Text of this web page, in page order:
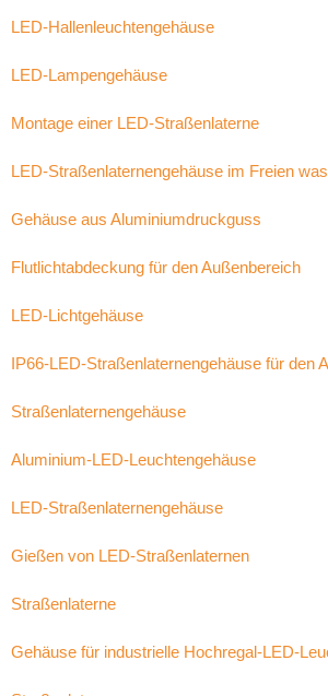
LED-Hallenleuchtengehäuse
LED-Lampengehäuse
Montage einer LED-Straßenlaterne
LED-Straßenlaternengehäuse im Freien
Gehäuse aus Aluminiumdruckguss
Flutlichtabdeckung für den Außenbereich
LED-Lichtgehäuse
IP66-LED-Straßenlaternengehäuse für den
Straßenlaternengehäuse
Aluminium-LED-Leuchtengehäuse
LED-Straßenlaternengehäuse
Gießen von LED-Straßenlaternen
Straßenlaterne
Gehäuse für industrielle Hochregal-LED-